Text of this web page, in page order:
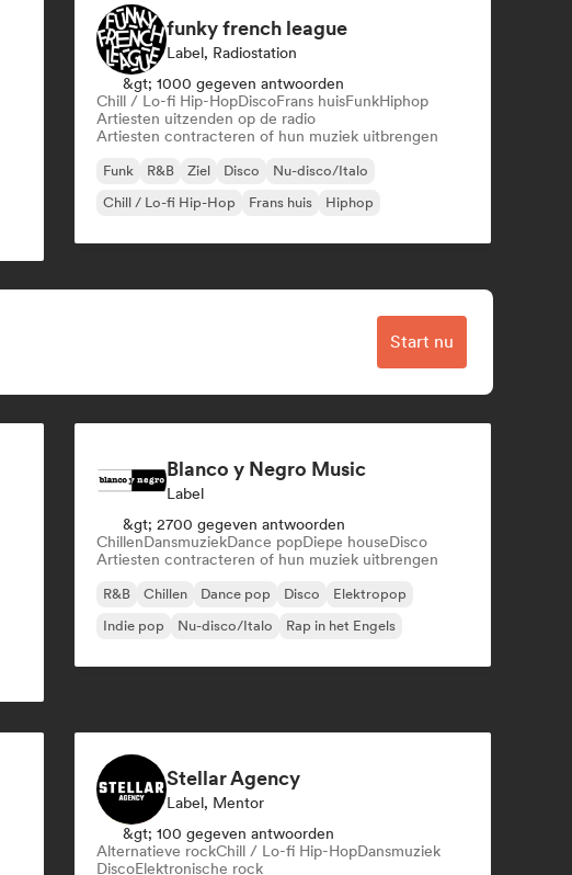
funky french league
Label, Radiostation
&gt; 1000 gegeven antwoorden
Chill / Lo-fi Hip-HopDiscoFrans huisFunkHiphop
Artiesten uitzenden op de radio
Artiesten contracteren of hun muziek uitbrengen
Funk R&B Ziel Disco
Nu-disco/Italo
Chill / Lo-fi Hip-Hop
Frans huis Hiphop
Start nu
Blanco y Negro Music
Label
&gt; 2700 gegeven antwoorden
ChillenDansmuziekDance popDiepe houseDisco
Artiesten contracteren of hun muziek uitbrengen
R&B Chillen Dance pop Disco
Elektropop
Indie pop
Nu-disco/Italo Rap in het Engels
Stellar Agency
Label, Mentor
&gt; 100 gegeven antwoorden
Alternatieve rockChill / Lo-fi Hip-HopDansmuziek
DiscoElektronische rock